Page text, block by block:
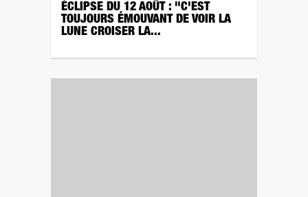
ÉCLIPSE DU 12 AOÛT : "C'EST
TOUJOURS ÉMOUVANT DE VOIR LA
LUNE CROISER LA...